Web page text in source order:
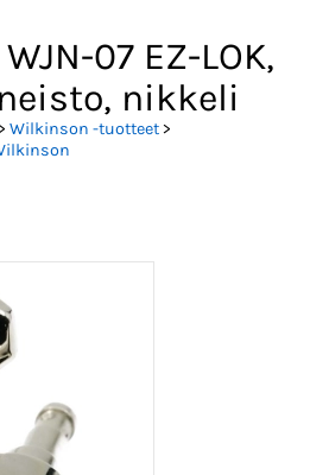
07 EZ-LOK,
nikkeli
Wilkinson -tuotteet>